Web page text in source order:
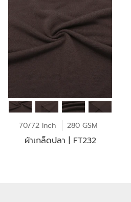
70/72 Inch 280 GSM
ผ้าเกล็ดปลา | FT232